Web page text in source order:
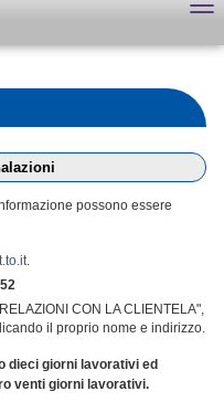
possono essere
.
CON LA CLIENTELA",
il proprio nome e indirizzo.
dieci giorni lavorativi ed
venti giorni lavorativi.